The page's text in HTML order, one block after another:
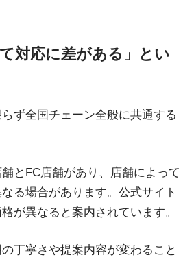
対応に差がある」とい
ず全国チェーン全般に共通する
とFC店舗があり、店舗によって
る場合があります。公式サイト
が異なると案内されています。
丁寧さや提案内容が変わること